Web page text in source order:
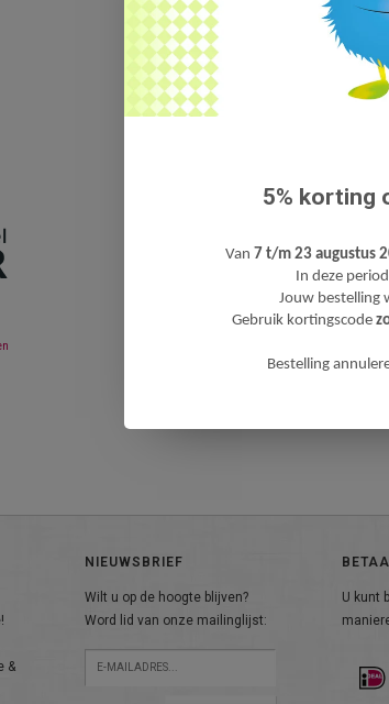
&
NIEUWSBRIEF
Wilt u op de hoogte blijven?
Word lid van onze mailinglijst:
U kunt
5% korting
Van 7 t/m 23 augustus
In deze
Jouw bestelling
Gebruik kortingscode
Bestelling